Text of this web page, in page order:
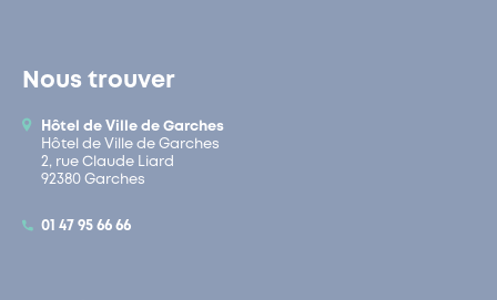
Nous trouver
Hôtel de Ville de Garches
Hôtel de Ville de Garches
2, rue Claude Liard
92380 Garches
01 47 95 66 66